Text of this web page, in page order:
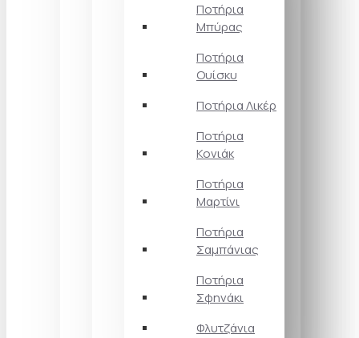
Ποτήρια
Μπύρας
Ποτήρια
Ουίσκυ
Ποτήρια Λικέρ
Ποτήρια
Κονιάκ
Ποτήρια
Μαρτίνι
Ποτήρια
Σαμπάνιας
Ποτήρια
Σφηνάκι
Φλυτζάνια